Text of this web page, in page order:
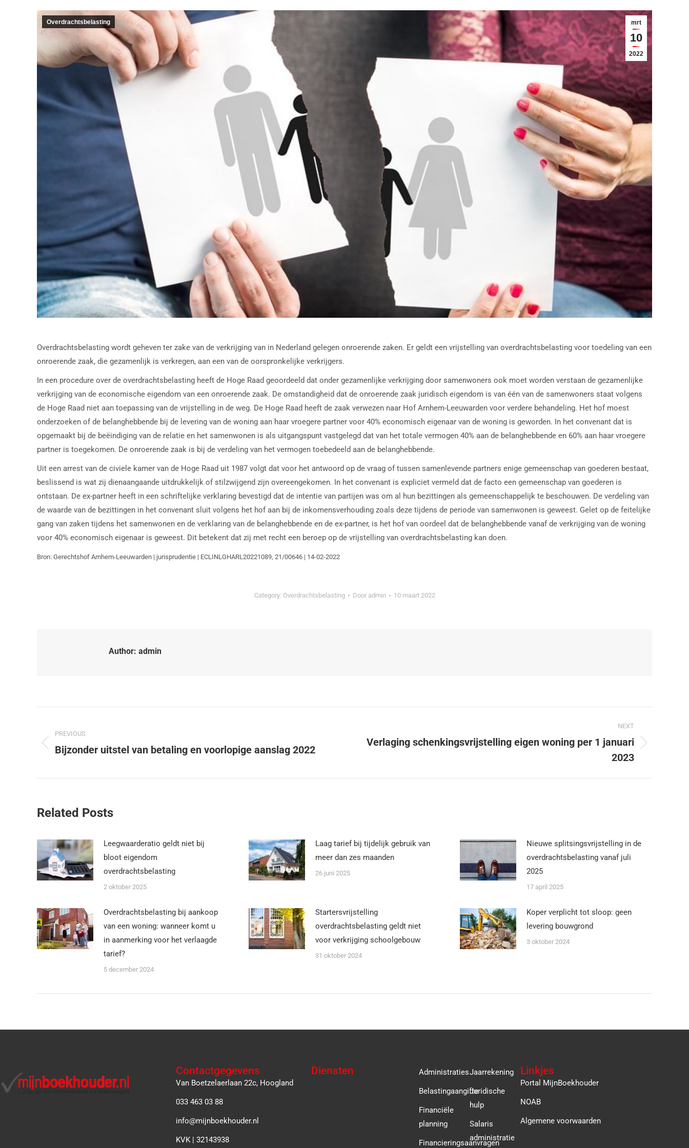
mrt
10
2022
Overdrachtsbelasting
Overdrachtsbelasting wordt geheven ter zake van de verkrijging van in Nederland gelegen onroerende zaken. Er geldt een vrijstelling van overdrachtsbelasting voor toedeling van een
onroerende zaak, die gezamenlijk is verkregen, aan een van de oorspronkelijke verkrijgers.
In een procedure over de overdrachtsbelasting heeft de Hoge Raad geoordeeld dat onder gezamenlijke verkrijging door samenwoners ook moet worden verstaan de gezamenlijke
verkrijging van de economische eigendom van een onroerende zaak. De omstandigheid dat de onroerende zaak juridisch eigendom is van één van de samenwoners staat volgens
de Hoge Raad niet aan toepassing van de vrijstelling in de weg. De Hoge Raad heeft de zaak verwezen naar Hof Arnhem-Leeuwarden voor verdere behandeling. Het hof moest
onderzoeken of de belanghebbende bij de levering van de woning aan haar vroegere partner voor 40% economisch eigenaar van de woning is geworden. In het convenant dat is
opgemaakt bij de beëindiging van de relatie en het samenwonen is als uitgangspunt vastgelegd dat van het totale vermogen 40% aan de belanghebbende en 60% aan haar vroegere
partner is toegekomen. De onroerende zaak is bij de verdeling van het vermogen toebedeeld aan de belanghebbende.
Uit een arrest van de civiele kamer van de Hoge Raad uit 1987 volgt dat voor het antwoord op de vraag of tussen samenlevende partners enige gemeenschap van goederen bestaat,
beslissend is wat zij dienaangaande uitdrukkelijk of stilzwijgend zijn overeengekomen. In het convenant is expliciet vermeld dat de facto een gemeenschap van goederen is
ontstaan. De ex-partner heeft in een schriftelijke verklaring bevestigd dat de intentie van partijen was om al hun bezittingen als gemeenschappelijk te beschouwen. De verdeling van
de waarde van de bezittingen in het convenant sluit volgens het hof aan bij de inkomensverhouding zoals deze tijdens de periode van samenwonen is geweest. Gelet op de feitelijke
gang van zaken tijdens het samenwonen en de verklaring van de belanghebbende en de ex-partner, is het hof van oordeel dat de belanghebbende vanaf de verkrijging van de woning
voor 40% economisch eigenaar is geweest. Dit betekent dat zij met recht een beroep op de vrijstelling van overdrachtsbelasting kan doen.
Bron: Gerechtshof Arnhem-Leeuwarden | jurisprudentie | ECLINLGHARL20221089, 21/00646 | 14-02-2022
Category: Overdrachtsbelasting Door admin 10 maart 2022
Author: admin
PREVIOUS
Bijzonder uitstel van betaling en voorlopige aanslag 2022
NEXT
Verlaging schenkingsvrijstelling eigen woning per 1 januari
2023
Related Posts
Leegwaarderatio geldt niet bij
bloot eigendom
overdrachtsbelasting
2 oktober 2025
Laag tarief bij tijdelijk gebruik van
meer dan zes maanden
26 juni 2025
Nieuwe splitsingsvrijstelling in de
overdrachtsbelasting vanaf juli
2025
17 april 2025
Overdrachtsbelasting bij aankoop
van een woning: wanneer komt u
in aanmerking voor het verlaagde
tarief?
5 december 2024
Startersvrijstelling
overdrachtsbelasting geldt niet
voor verkrijging schoolgebouw
31 oktober 2024
Koper verplicht tot sloop: geen
levering bouwgrond
3 oktober 2024
Contactgegevens
Van Boetzelaerlaan 22c, Hoogland
033 463 03 88
info@mijnboekhouder.nl
KVK | 32143938
Diensten Administraties
Belastingaangifte
Financiële
planning
Financieringsaanvragen
Jaarrekening
Juridische
hulp
Salaris
administratie
Linkjes
Portal MijnBoekhouder
NOAB
Algemene voorwaarden